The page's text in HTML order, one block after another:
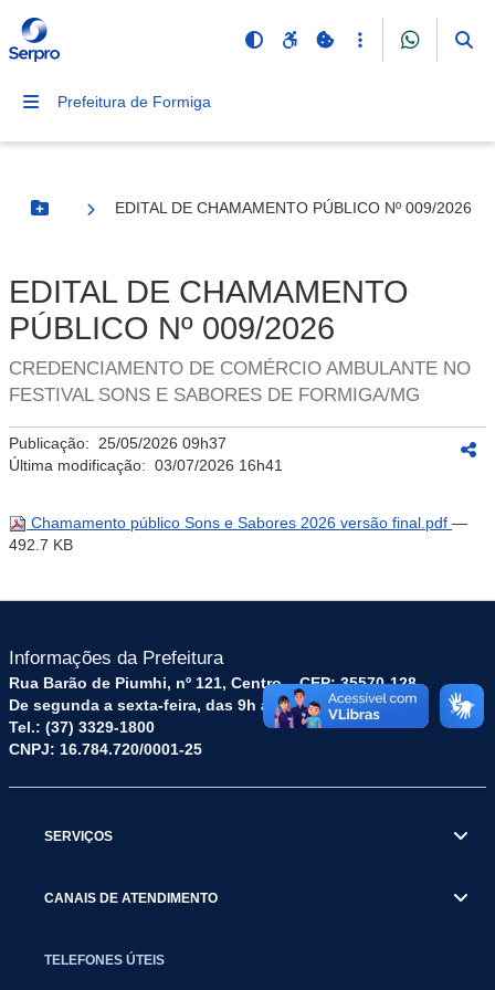
Prefeitura de Formiga
Botão Menu
EDITAL DE CHAMAMENTO PÚBLICO Nº 009/2026
EDITAL DE CHAMAMENTO
PÚBLICO Nº 009/2026
CREDENCIAMENTO DE COMÉRCIO AMBULANTE NO
FESTIVAL SONS E SABORES DE FORMIGA/MG
Publicação: 25/05/2026 09h37
Última modificação: 03/07/2026 16h41
Chamamento público Sons e Sabores 2026 versão final.pdf —
492.7 KB
Informações da Prefeitura
Rua Barão de Piumhi, nº 121, Centro – CEP: 35570-128
De segunda a sexta-feira, das 9h às 16h
Tel.: (37) 3329-1800
CNPJ: 16.784.720/0001-25
SERVIÇOS
CANAIS DE ATENDIMENTO
TELEFONES ÚTEIS